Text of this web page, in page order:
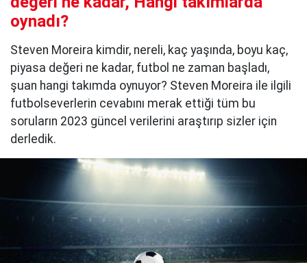
oynadı?
Steven Moreira kimdir, nereli, kaç yaşında, boyu kaç,
piyasa değeri ne kadar, futbol ne zaman başladı,
şuan hangi takımda oynuyor? Steven Moreira ile ilgili
futbolseverlerin cevabını merak ettiği tüm bu
soruların 2023 güncel verilerini araştırıp sizler için
derledik.